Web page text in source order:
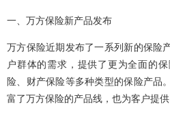
一、万方保险新产品发布
万方保险近期发布了一系列新的保险
户群体的需求，提供了更为全面的
险、财产保险等多种类型的保险产品
富了万方保险的产品线，也为客户提供